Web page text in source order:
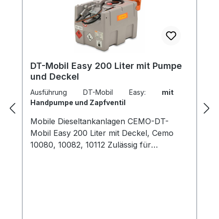
DT-Mobil Easy 200 Liter mit Pumpe
und Deckel
Ausführung DT-Mobil Easy: mit
Handpumpe und Zapfventil
Mobile Dieseltankanlagen CEMO-DT-
Mobil Easy 200 Liter mit Deckel, Cemo
10080, 10082, 10112 Zulässig für